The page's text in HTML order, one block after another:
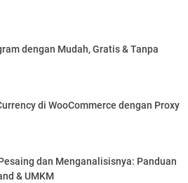
dengan Mudah, Gratis & Tanpa
di WooCommerce dengan Proxy
dan Menganalisisnya: Panduan
& UMKM